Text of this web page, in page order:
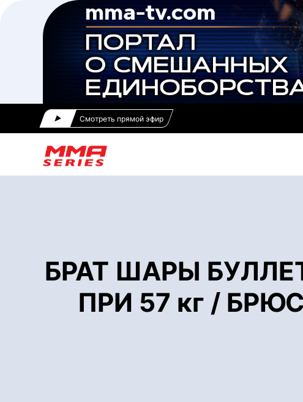
Смотреть прямой эфир
БРАТ ШАРЫ
ПРИ 57 кг /